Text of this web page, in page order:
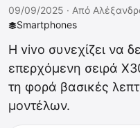
Smartphones
09/09/2025 · Από
Η vivo συνεχίζει να
επερχόμενη σειρά
τη φορά βασικές
μοντέλων.